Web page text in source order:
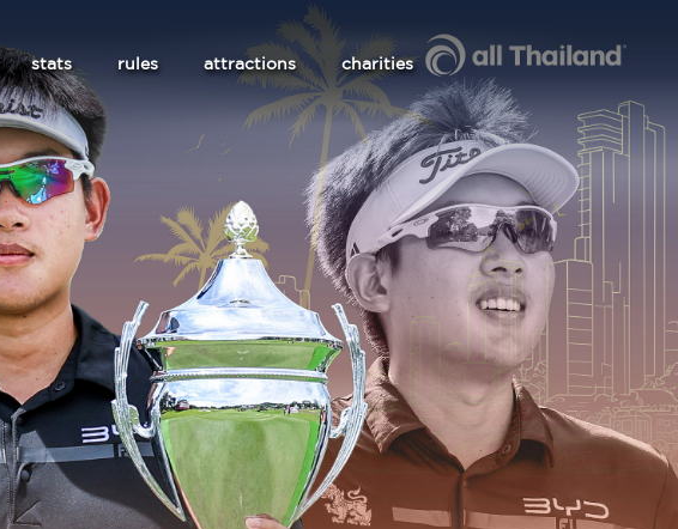
stats rules attractions charities